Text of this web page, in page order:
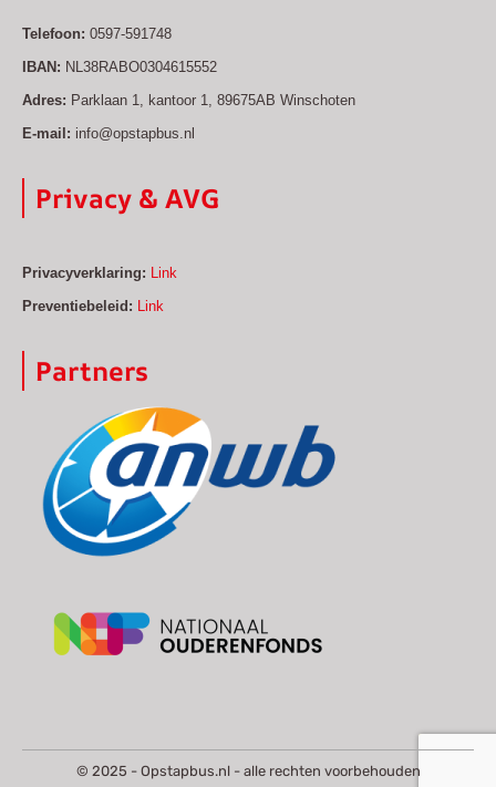
Telefoon: 0597-591748
IBAN: NL38RABO0304615552
Adres: Parklaan 1, kantoor 1, 89675AB Winschoten
E-mail: info@opstapbus.nl
Privacy & AVG
Privacyverklaring: Link
Preventiebeleid: Link
Partners
© 2025 - Opstapbus.nl - alle rechten voorbehouden